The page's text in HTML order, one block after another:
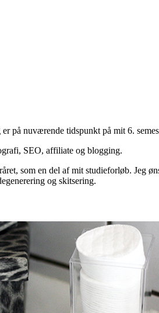
på nuværende tidspunkt på mit 6.
SEO, affiliate og blogging.
som en del af mit studieforløb. Jeg
og skitsering.